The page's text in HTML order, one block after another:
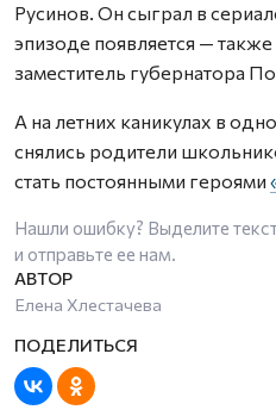
Русинов. Он сыграл в
эпизоде появляется —
заместитель губернатора
А на летних каникулах в
снялись родители
стать постоянными героями
Нашли ошибку? Выделите
и отправьте ее нам.
Елена Хлестачева